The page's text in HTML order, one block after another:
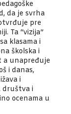
da je svrha
pre
Ta “vizija”
klasama i
školska i
a unapređuje
i danas,
i
društva i
ocenama u